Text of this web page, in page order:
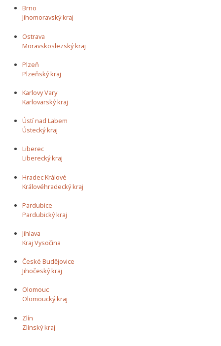
Brno
Jihomoravský kraj
Ostrava
Moravskoslezský kraj
Plzeň
Plzeňský kraj
Karlovy Vary
Karlovarský kraj
Ústí nad Labem
Ústecký kraj
Liberec
Liberecký kraj
Hradec Králové
Královéhradecký kraj
Pardubice
Pardubický kraj
Jihlava
Kraj Vysočina
České Budějovice
Jihočeský kraj
Olomouc
Olomoucký kraj
Zlín
Zlínský kraj